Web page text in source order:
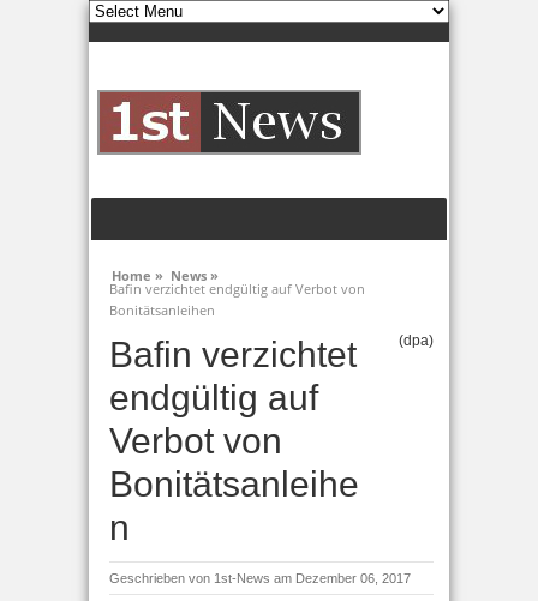
Home » News »
Bafin verzichtet endgültig auf Verbot von
Bonitätsanleihen
Bafin verzichtet
endgültig auf
Verbot von
Bonitätsanleihe
n
(dpa)
Geschrieben von 1st-News am Dezember 06, 2017